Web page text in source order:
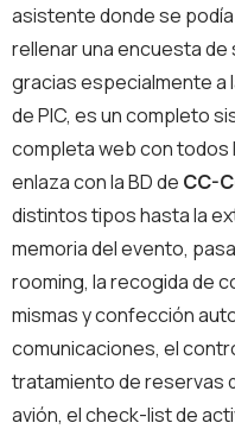
asistente donde se
rellenar una encuesta de
gracias especialmente a
de PIC, es un completo
completa web con
enlaza con la BD de CC-
distintos tipos hasta la
memoria del evento,
rooming, la recogida de
mismas y confección
comunicaciones, el
tratamiento de reservas
avión, el check-list de